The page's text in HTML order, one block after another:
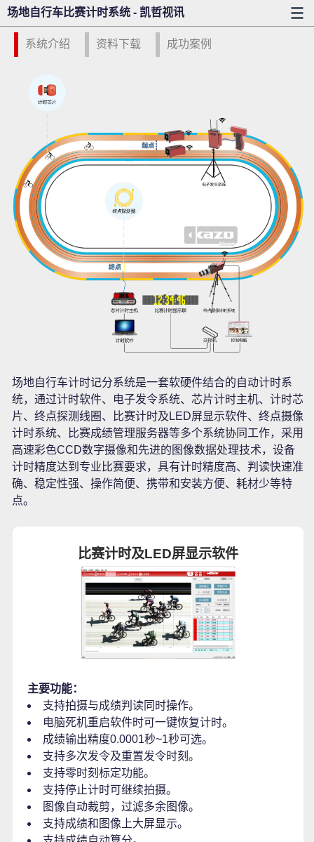
场地自行车比赛计时系统 - 凯哲视讯
系统介绍 资料下载 成功案例
场地自行车计时记分系统是一套软硬件结合的自动计时系
统，通过计时软件、电子发令系统、芯片计时主机、计时芯
片、终点探测线圈、比赛计时及LED屏显示软件、终点摄像
计时系统、比赛成绩管理服务器等多个系统协同工作，采用
高速彩色CCD数字摄像和先进的图像数据处理技术，设备
计时精度达到专业比赛要求，具有计时精度高、判读快速准
确、稳定性强、操作简便、携带和安装方便、耗材少等特
点。
比赛计时及LED屏显示软件
主要功能：
支持拍摄与成绩判读同时操作。
电脑死机重启软件时可一键恢复计时。
成绩输出精度0.0001秒~1秒可选。
支持多次发令及重置发令时刻。
支持零时刻标定功能。
支持停止计时可继续拍摄。
图像自动裁剪，过滤多余图像。
支持成绩和图像上大屏显示。